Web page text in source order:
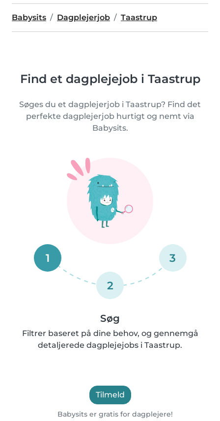
Babysits Dagplejerjob Taastrup
Find et dagplejejob i Taastrup
Søges du et dagplejerjob i Taastrup? Find det
perfekte dagplejerjob hurtigt og nemt via
Babysits.
1
2
3
Søg
Filtrer baseret på dine behov, og gennemgå
detaljerede dagplejejobs i Taastrup.
Tilmeld
Babysits er gratis for dagplejere!